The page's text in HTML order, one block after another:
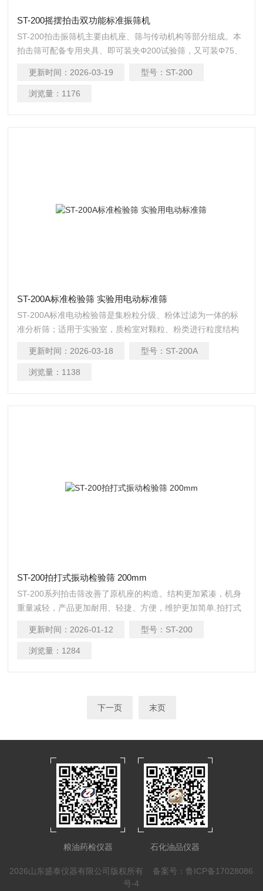
ST-200摇摆拍击双功能标准振筛机
ST-200拍击振筛机主要由机座、筛与传动机构等部分组成。本
拍击筛可配备专用夹具、即可装夹Φ200试验筛，又可装Φ75、
击双功能标准振筛机
更新时间： 2026-03-19 型号： ST-200
浏览量： 1176
ST-200A标准检验筛 实验用电动标准筛
ST-200A标准电动检验筛是集粉粒分级、粉体过滤为一体的标
准分析筛；适用于实验室，质检室对颗粒、粉类进行粒度结构
筛 实验用电动标准筛
更新时间： 2026-03-18 型号： ST-200A
浏览量： 1138
ST-200拍打式振动检验筛 200mm
ST-200系列拍击筛改善了原机座的构造。结构更加紧凑，机身
重量减轻，产品更加耐用、轻捷、方便，维护更加简单.拍打式
更新时间： 2026-01-12 型号： ST-200
浏览量： 1284
下一页 末页
粮油药检仪器 石化油品仪器
2026山东盛泰仪器有限公司版权所有 备案号：鲁ICP备17028086
号-4